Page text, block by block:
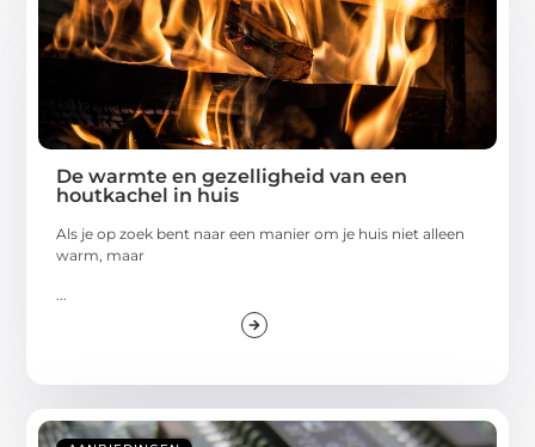
De warmte en gezelligheid van een
houtkachel in huis
Als je op zoek bent naar een manier om je huis niet alleen
warm, maar